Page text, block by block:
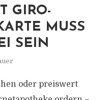
GIRO-
MUSS
SEIN
oder preiswert